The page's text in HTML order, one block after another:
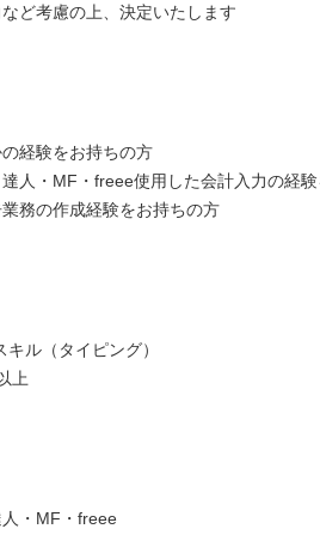
ど考慮の上、決定いたします
経験をお持ちの方
達人・MF・freee使用した会計入力の経
業務の作成経験をお持ちの方
ル（タイピング）
上
・MF・freee